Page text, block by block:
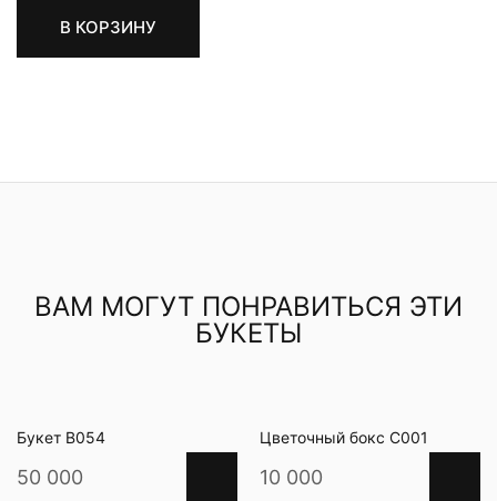
В КОРЗИНУ
ВАМ МОГУТ ПОНРАВИТЬСЯ ЭТИ
БУКЕТЫ
Букет В054
50 000
Цветочный бокс С001
10 000